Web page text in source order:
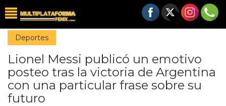
Deportes
Lionel Messi publicó un emotivo
posteo tras la victoria de Argentina
con una particular frase sobre su
futuro